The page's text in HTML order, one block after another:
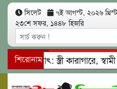
সিলেট ৭ই আগস্ট, ২০২৬
২৩শে সফর, ১৪৪৮ হিজরি
শিরোনামস্ত্রী কারাগারে, স্বামী
মারধর
নগরীতে কোটি